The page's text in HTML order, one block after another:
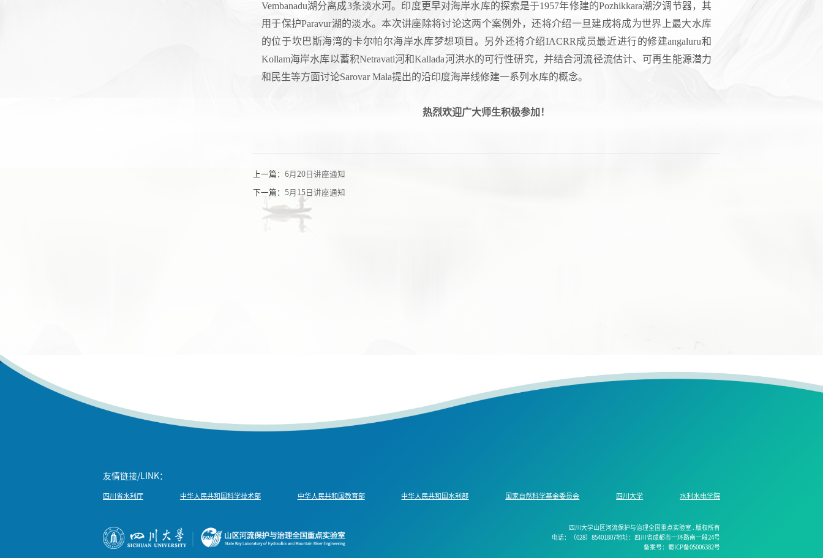
Vembanadu湖分离成3条淡水河。印度更早对海岸水库的探索是于1957年修建的Pozhikkara潮汐调节器，其
用于保护Paravur湖的淡水。本次讲座除将讨论这两个案例外，还将介绍一旦建成将成为世界上最大水库
的位于坎巴斯海湾的卡尔帕尔海岸水库梦想项目。另外还将介绍IACRR成员最近进行的修建angaluru和
Kollam海岸水库以蓄积Netravati河和Kallada河洪水的可行性研究，并结合河流径流估计、可再生能源潜力
和民生等方面讨论Sarovar Mala提出的沿印度海岸线修建一系列水库的概念。
热烈欢迎广大师生积极参加！
上一篇： 6月20日讲座通知
下一篇： 5月15日讲座通知
友情链接/LINK：
四川省水利厅 中华人民共和国科学技术部 中华人民共和国教育部 中华人民共和国水利部 国家自然科学基金委员会 四川大学 水利水电学院
四川大学山区河流保护与治理全国重点实验室 . 版权所有
电话：（028）85401807地址：四川省成都市一环路南一段24号
备案号：蜀ICP备05006382号